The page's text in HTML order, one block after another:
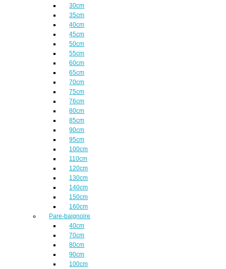
30cm
35cm
40cm
45cm
50cm
55cm
60cm
65cm
70cm
75cm
76cm
80cm
85cm
90cm
95cm
100cm
110cm
120cm
130cm
140cm
150cm
160cm
Pare-baignoire
40cm
70cm
80cm
90cm
100cm